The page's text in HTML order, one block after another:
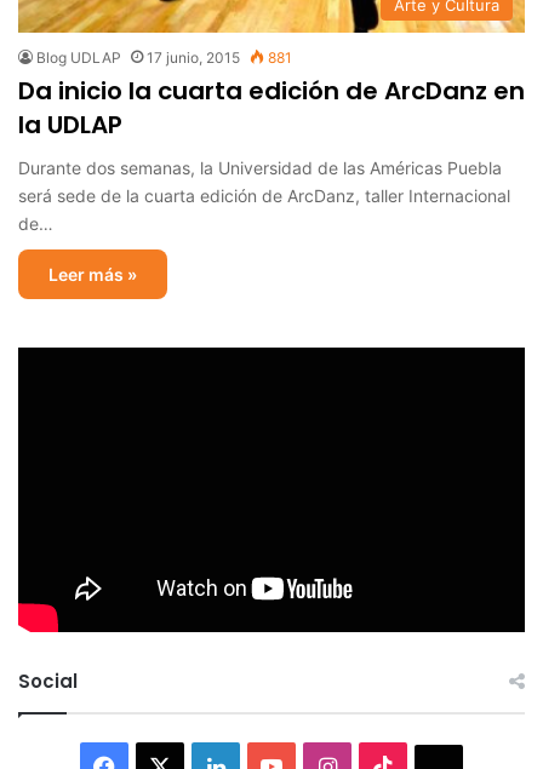
Arte y Cultura
Blog UDLAP 17 junio, 2015 881
Da inicio la cuarta edición de ArcDanz en
la UDLAP
Durante dos semanas, la Universidad de las Américas Puebla
será sede de la cuarta edición de ArcDanz, taller Internacional
de…
Leer más »
Social